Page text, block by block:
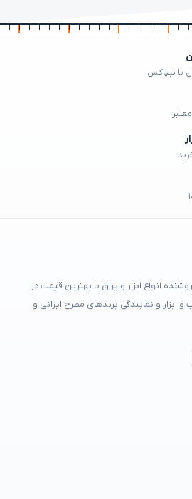
با تیپاکس
انواع ابزار و یراق با بهترین قیمت در
ابزار و نمایندگی برندهای مطرح ایرانی و